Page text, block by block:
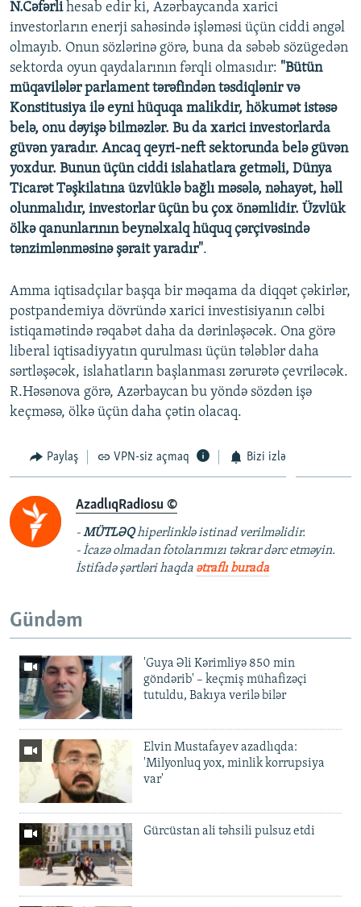
N.Cəfərlihesab edir ki, Azərbaycanda xarici
investorların enerji sahəsində işləməsi üçün ciddi əngəl
olmayıb. Onun sözlərinə görə, buna da səbəb sözügedən
sektorda oyun qaydalarının fərqli olmasıdır: "Bütün
müqavilələr parlament tərəfindən təsdiqlənir və
Konstitusiya ilə eyni hüquqa malikdir, hökumət istəsə
belə, onu dəyişə bilməzlər. Bu da xarici investorlarda
güvən yaradır. Ancaq qeyri-neft sektorunda belə güvən
yoxdur. Bunun üçün ciddi islahatlara getməli, Dünya
Ticarət Təşkilatına üzvlüklə bağlı məsələ, nəhayət, həll
olunmalıdır, investorlar üçün bu çox önəmlidir. Üzvlük
ölkə qanunlarının beynəlxalq hüquq çərçivəsində
tənzimlənməsinə şərait yaradır".
Amma iqtisadçılar başqa bir məqama da diqqət çəkirlər,
postpandemiya dövründə xarici investisiyanın cəlbi
istiqamətində rəqabət daha da dərinləşəcək. Ona görə
liberal iqtisadiyyatın qurulması üçün tələblər daha
sərtləşəcək, islahatların başlanması zərurətə çevriləcək.
R.Həsənova görə, Azərbaycan bu yöndə sözdən işə
keçməsə, ölkə üçün daha çətin olacaq.
Paylaş VPN-siz açmaq Bizi izlə
AzadlıqRadiosu ©
-MÜTLƏQhiperlinklə istinad verilməlidir.
- İcazə olmadan fotolarımızı təkrar dərc etməyin.
İstifadə şərtləri haqda ətraflı burada
Gündəm
'Guya Əli Kərimliyə 850 min
göndərib' – keçmiş mühafizəçi
tutuldu, Bakıya verilə bilər
Elvin Mustafayev azadlıqda:
'Milyonluq yox, minlik korrupsiya
var'
Gürcüstan ali təhsili pulsuz etdi